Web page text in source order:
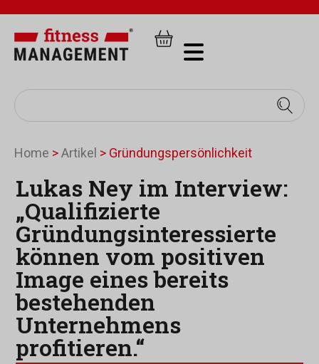
Home >Artikel > Gründungspersönlichkeit
Lukas Ney im Interview:
„Qualifizierte
Gründungsinteressierte
können vom positiven
Image eines bereits
bestehenden
Unternehmens
profitieren.“